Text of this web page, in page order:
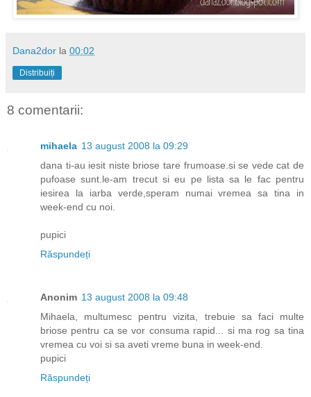
Dana2dor la 00:02
Distribuiți
8 comentarii:
mihaela 13 august 2008 la 09:29
dana ti-au iesit niste briose tare frumoase.si se vede cat de
pufoase sunt.le-am trecut si eu pe lista sa le fac pentru
iesirea la iarba verde,speram numai vremea sa tina in
week-end cu noi.
pupici
Răspundeți
Anonim 13 august 2008 la 09:48
Mihaela, multumesc pentru vizita, trebuie sa faci multe
briose pentru ca se vor consuma rapid... si ma rog sa tina
vremea cu voi si sa aveti vreme buna in week-end.
pupici
Răspundeți